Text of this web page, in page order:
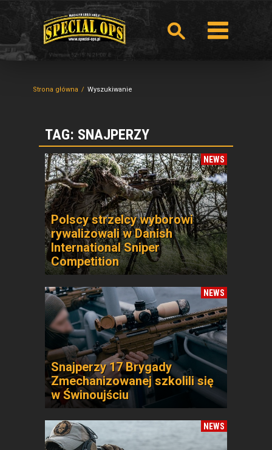
Strona główna Wyszukiwanie
TAG: SNAJPERZY
NEWS
Polscy strzelcy wyborowi
rywalizowali w Danish
International Sniper
Competition
NEWS
Snajperzy 17 Brygady
Zmechanizowanej szkolili się
w Świnoujściu
NEWS